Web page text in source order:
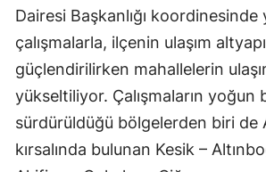
Dairesi Başkanlığı koordinesinde
çalışmalarla, ilçenin ulaşım
güçlendirilirken mahallelerin
yükseltiliyor. Çalışmaların yoğun
sürdürüldüğü bölgelerden biri de
kırsalında bulunan Kesik –